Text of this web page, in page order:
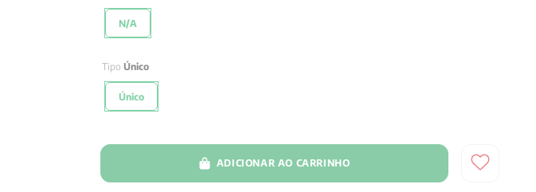
N/A
Tipo Único
Único
ADICIONAR AO CARRINHO